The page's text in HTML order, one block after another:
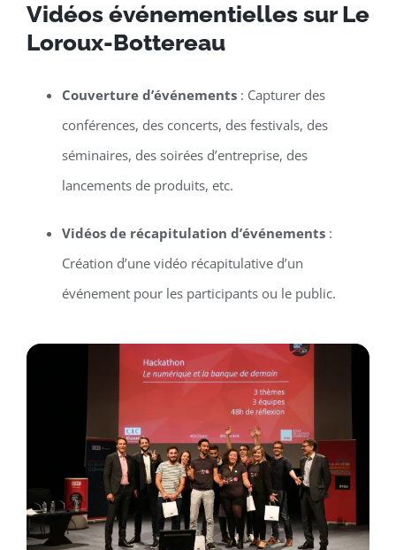
Vidéos événementielles sur Le
Loroux-Bottereau
Couverture d’événements: Capturer des
conférences, des concerts, des festivals, des
séminaires, des soirées d’entreprise, des
lancements de produits, etc.
Vidéos de récapitulation d’événements:
Création d’une vidéo récapitulative d’un
événement pour les participants ou le public.